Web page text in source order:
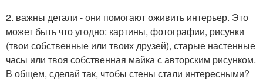
2. важны детали - они помогают оживить интерьер. Это
может быть что угодно: картины, фотографии, рисунки
(твои собственные или твоих друзей), старые настенные
часы или твоя собственная майка с авторским рисунком.
В общем, сделай так, чтобы стены стали интересными?